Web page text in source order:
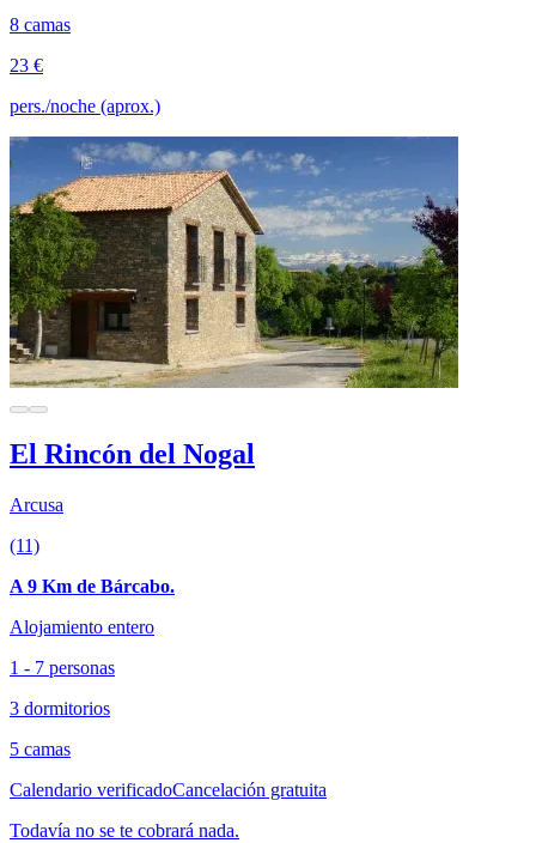
8 camas
23 €
pers./noche (aprox.)
El Rincón del Nogal
Arcusa
(11)
A 9 Km de Bárcabo.
Alojamiento entero
1 - 7 personas
3 dormitorios
5 camas
Calendario verificadoCancelación gratuita
Todavía no se te cobrará nada.